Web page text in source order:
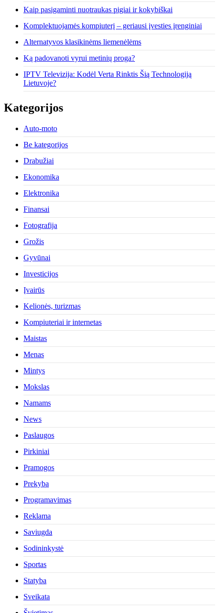
Kaip pasigaminti nuotraukas pigiai ir kokybiškai
Komplektuojamės kompiuterį – geriausi įvesties įrenginiai
Alternatyvos klasikinėms liemenėlėms
Ką padovanoti vyrui metinių proga?
IPTV Televizija: Kodėl Verta Rinktis Šią Technologiją
Lietuvoje?
Kategorijos
Auto-moto
Be kategorijos
Drabužiai
Ekonomika
Elektronika
Finansai
Fotografija
Grožis
Gyvūnai
Investicijos
Įvairūs
Kelionės, turizmas
Kompiuteriai ir internetas
Maistas
Menas
Mintys
Mokslas
Namams
News
Paslaugos
Pirkiniai
Pramogos
Prekyba
Programavimas
Reklama
Saviugda
Sodininkystė
Sportas
Statyba
Sveikata